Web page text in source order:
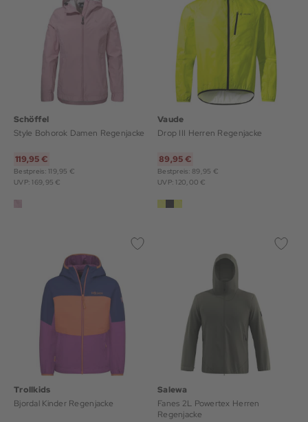
Schöffel
Style Bohorok Damen Regenjacke
119,95 €
Bestpreis: 119,95 €
UVP: 169,95 €
Vaude
Drop III Herren Regenjacke
89,95 €
Bestpreis: 89,95 €
UVP: 120,00 €
Trollkids
Bjordal Kinder Regenjacke
Salewa
Fanes 2L Powertex Herren
Regenjacke